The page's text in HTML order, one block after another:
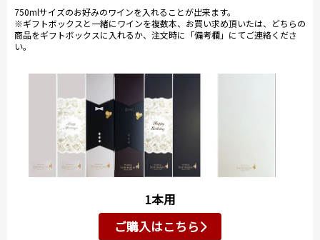
750mlサイズのお好みのワインを入れることが出来ます。
※ギフトボックスと一緒にワインを複数本、お買い求め頂いたは、どちらの
商品をギフトボックスに入れるか、注文時に「備考欄」にてご連絡くださ
い。
1本用
ご購入はこちら